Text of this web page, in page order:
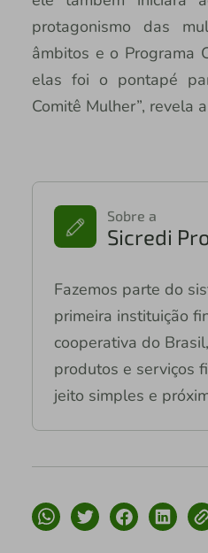
protagonismo das
âmbitos e o Programa
elas foi o pontapé
Comitê Mulher”, revela
Sobre a
Sicredi
Fazemos parte do
primeira instituição
cooperativa do
produtos e serviços
jeito simples e